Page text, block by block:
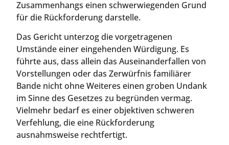
Zusammenhangs einen schwerwiegenden Grund
für die Rückforderung darstelle.
Das Gericht unterzog die vorgetragenen
Umstände einer eingehenden Würdigung. Es
führte aus, dass allein das Auseinanderfallen von
Vorstellungen oder das Zerwürfnis familiärer
Bande nicht ohne Weiteres einen groben Undank
im Sinne des Gesetzes zu begründen vermag.
Vielmehr bedarf es einer objektiven schweren
Verfehlung, die eine Rückforderung
ausnahmsweise rechtfertigt.